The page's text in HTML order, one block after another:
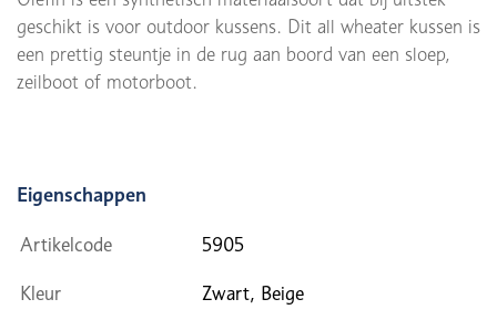
geschikt is voor outdoor kussens. Dit all wheater kussen is
een prettig steuntje in de rug aan boord van een sloep,
zeilboot of motorboot.
Eigenschappen
Artikelcode 5905
Kleur Zwart, Beige